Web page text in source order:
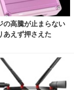
の高騰が止まらない
あえず押さえた